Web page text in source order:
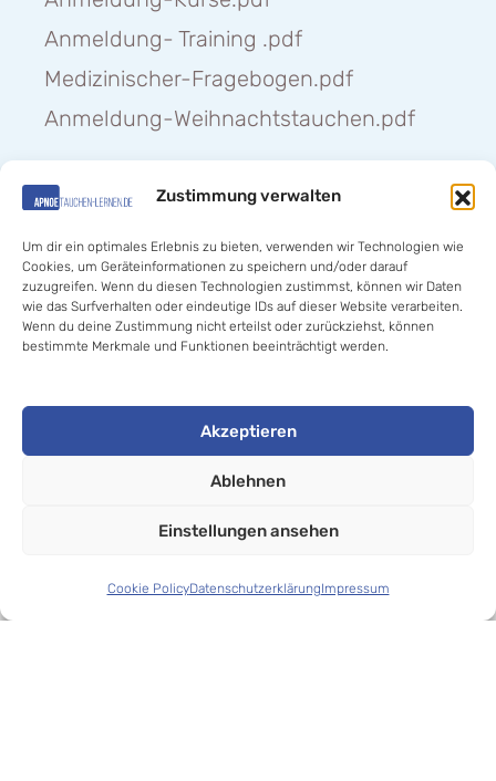
Zustimmung verwalten
Um dir ein optimales Erlebnis zu bieten, verwenden wir Technologien wie
Cookies, um Geräteinformationen zu speichern und/oder darauf
zuzugreifen. Wenn du diesen Technologien zustimmst, können wir Daten
wie das Surfverhalten oder eindeutige IDs auf dieser Website verarbeiten.
Wenn du deine Zustimmung nicht erteilst oder zurückziehst, können
bestimmte Merkmale und Funktionen beeinträchtigt werden.
Akzeptieren
Ablehnen
Einstellungen ansehen
Cookie PolicyDatenschutzerklärungImpressum
Anmeldung- Training .pdf
Medizinischer-Fragebogen.pdf
Anmeldung-Weihnachtstauchen.pdf
Hilfe «
© 2020-2025 Jan Thomas Kalz //
Apnoetauchen- lernen.de. All rights reserved.